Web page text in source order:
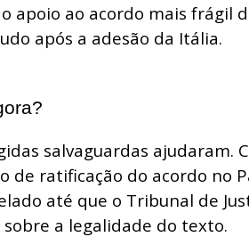
apoio ao acordo mais frágil
após a adesão da Itália.
salvaguardas ajudaram.
de ratificação do acordo no
até que o Tribunal de
a legalidade do texto.